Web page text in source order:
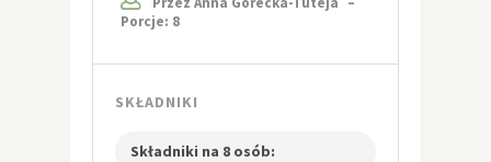
Porcje: 8
SKŁADNIKI
Składniki na 8 osób: